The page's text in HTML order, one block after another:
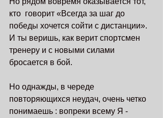
кто  говорит «Всегда за шаг до
победы хочется сойти с дистанции».
И ты веришь, как верит спортсмен
тренеру и с новыми силами
бросается в бой.
Но однажды, в череде
повторяющихся неудач, очень четко
понимаешь : вопреки всему Я -